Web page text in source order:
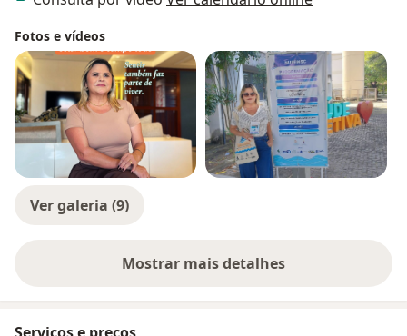
Fotos e vídeos
Ver galeria (9)
Mostrar mais detalhes
sobre a experiência